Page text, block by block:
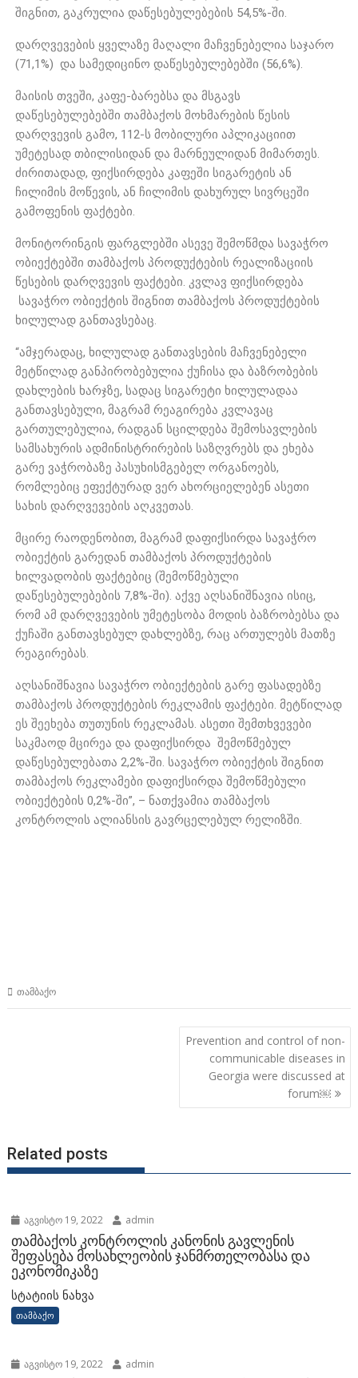
შიგნით, გაკრულია დაწესებულებების 54,5%-ში.
დარღვევების ყველაზე მაღალი მაჩვენებელია საჯარო
(71,1%) და სამედიცინო დაწესებულებებში (56,6%).
მაისის თვეში, კაფე-ბარებსა და მსგავს
დაწესებულებებში თამბაქოს მოხმარების წესის
დარღვევის გამო, 112-ს მობილური აპლიკაციით
უმეტესად თბილისიდან და მარნეულიდან მიმართეს.
ძირითადად, ფიქსირდება კაფეში სიგარეტის ან
ჩილიმის მოწევის, ან ჩილიმის დახურულ სივრცეში
გამოფენის ფაქტები.
მონიტორინგის ფარგლებში ასევე შემოწმდა სავაჭრო
ობიექტებში თამბაქოს პროდუქტების რეალიზაციის
წესების დარღვევის ფაქტები. კვლავ ფიქსირდება
სავაჭრო ობიექტის შიგნით თამბაქოს პროდუქტების
ხილულად განთავსებაც.
“ამჯერადაც, ხილულად განთავსების მაჩვენებელი
მეტწილად განპირობებულია ქუჩისა და ბაზრობების
დახლების ხარჯზე, სადაც სიგარეტი ხილულადაა
განთავსებული, მაგრამ რეაგირება კვლავაც
გართულებულია, რადგან სცილდება შემოსავლების
სამსახურის ადმინისტრირების საზღვრებს და ეხება
გარე ვაჭრობაზე პასუხისმგებელ ორგანოებს,
რომლებიც ეფექტურად ვერ ახორციელებენ ასეთი
სახის დარღვევების აღკვეთას.
მცირე რაოდენობით, მაგრამ დაფიქსირდა სავაჭრო
ობიექტის გარედან თამბაქოს პროდუქტების
ხილვადობის ფაქტებიც (შემოწმებული
დაწესებულებების 7,8%-ში). აქვე აღსანიშნავია ისიც,
რომ ამ დარღვევების უმეტესობა მოდის ბაზრობებსა და
ქუჩაში განთავსებულ დახლებზე, რაც ართულებს მათზე
რეაგირებას.
აღსანიშნავია სავაჭრო ობიექტების გარე ფასადებზე
თამბაქოს პროდუქტების რეკლამის ფაქტები. მეტწილად
ეს შეეხება თუთუნის რეკლამას. ასეთი შემთხვევები
საკმაოდ მცირეა და დაფიქსირდა შემოწმებულ
დაწესებულებათა 2,2%-ში. სავაჭრო ობიექტის შიგნით
თამბაქოს რეკლამები დაფიქსირდა შემოწმებული
ობიექტების 0,2%-ში”, – ნათქვამია თამბაქოს
კონტროლის ალიანსის გავრცელებულ რელიზში.
თამბაქო
Prevention and control of non-
communicable diseases in
Georgia were discussed at
forum￼
Related posts
აგვისტო 19, 2022 admin
თამბაქოს კონტროლის კანონის გავლენის
შეფასება მოსახლეობის ჯანმრთელობასა და
ეკონომიკაზე
სტატიის ნახვა
თამბაქო
აგვისტო 19, 2022 admin